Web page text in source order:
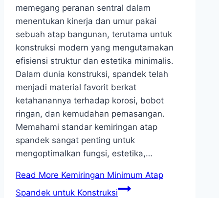
memegang peranan sentral dalam
menentukan kinerja dan umur pakai
sebuah atap bangunan, terutama untuk
konstruksi modern yang mengutamakan
efisiensi struktur dan estetika minimalis.
Dalam dunia konstruksi, spandek telah
menjadi material favorit berkat
ketahanannya terhadap korosi, bobot
ringan, dan kemudahan pemasangan.
Memahami standar kemiringan atap
spandek sangat penting untuk
mengoptimalkan fungsi, estetika,…
Read More Kemiringan Minimum Atap
Spandek untuk Konstruksi